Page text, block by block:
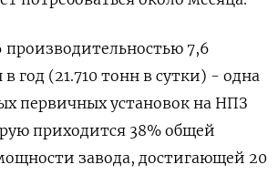
производительностью 7,6
год (21.710 тонн в сутки) - одна
первичных установок на НПЗ
приходится 38% общей
завода, достигающей 20